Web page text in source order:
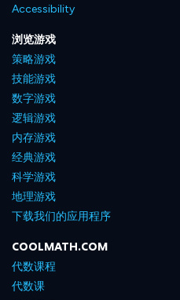
Accessibility
浏览游戏
策略游戏
技能游戏
数字游戏
逻辑游戏
内存游戏
经典游戏
科学游戏
地理游戏
下载我们的应用程序
COOLMATH.COM
代数课程
代数课